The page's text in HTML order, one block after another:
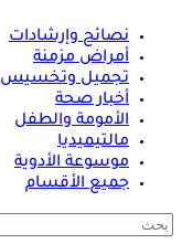
نصائح وإرشادات
أمراض مزمنة
تجميل وتخسيس
أخبار صحة
الأمومة والطفل
مالتيميديا
موسوعة الأدوية
جميع الأقسام